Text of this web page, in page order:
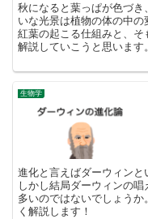
秋になると葉っぱが色づ
いな光景は植物の体の中
紅葉の起こる仕組みと、そ
解説していこうと思います。
生物学
進化と言えばダーウィンと
しかし結局ダーウィンの
多いのではないでしょう
く解説します！